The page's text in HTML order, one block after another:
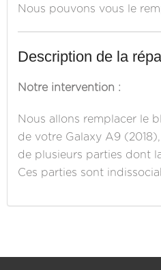
Nous pouvons vous le
Description de la
Notre intervention :
Nous allons remplacer le
de votre Galaxy A9
de plusieurs parties dont
Ces parties sont